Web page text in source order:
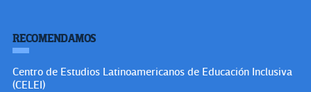
RECOMENDAMOS
Centro de Estudios Latinoamericanos de Educación Inclusiva
(CELEI)